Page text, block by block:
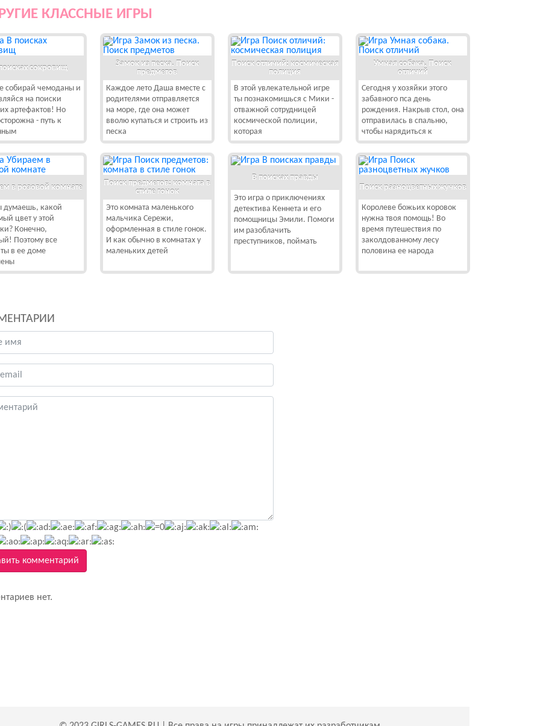
КЛАССНЫЕ ИГРЫ
сокровищ
собирай чемоданы и
на поиски
артефактов! Но
- путь к
Замок из песка. Поиск
предметов
Каждое лето Даша вместе с
родителями отправляется
на море, где она может
вволю купаться и строить из
песка
Поиск отличий: космическая
полиция
В этой увлекательной игре
ты познакомишься с Мики -
отважной сотрудницей
космической полиции,
которая
Умная собака. Поиск
отличий
Сегодня у хозяйки этого
забавного пса день
рождения. Накрыв стол, она
отправилась в спальню,
чтобы нарядиться к
в розовой комнате
думаешь, какой
цвет у этой
Конечно,
Поэтому все
в ее доме
Поиск предметов: комната в
стиле гонок
Это комната маленького
мальчика Сережи,
оформленная в стиле гонок.
И как обычно в комнатах у
маленьких детей
В поисках правды
Это игра о приключениях
детектива Кеннета и его
помощницы Эмили. Помоги
им разоблачить
преступников, поймать
Поиск разноцветных жучков
Королеве божьих коровок
нужна твоя помощь! Во
время путешествия по
заколдованному лесу
половина ее народа
комментарий
нет.